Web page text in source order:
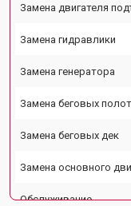
Замена двигателя
Замена гидравлики
Замена генератора
Замена беговых
Замена беговых дек
Замена основного
Обслуживание